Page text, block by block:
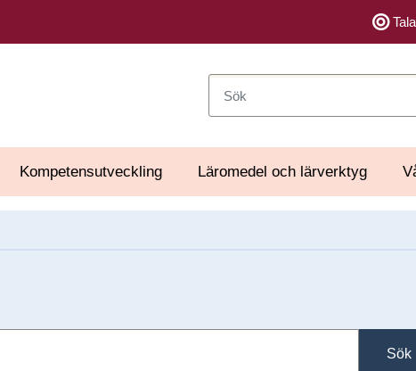
Kompetensutveckling Läromedel och lärverktyg
Sök